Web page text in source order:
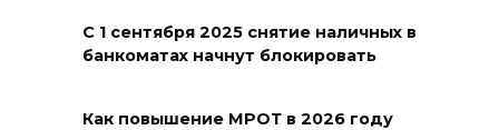
С 1 сентября 2025 снятие наличных в
банкоматах начнут блокировать
Как повышение МРОТ в 2026 году